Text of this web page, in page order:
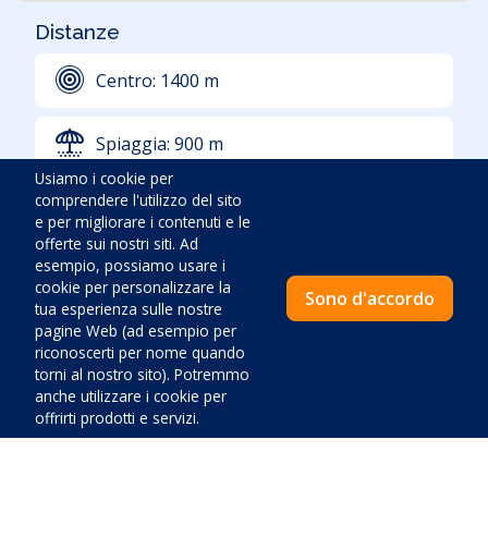
Distanze
Centro: 1400 m
Spiaggia: 900 m
Negozio:550m
Ambulanza:1000
Distributore di benzina:
Aeroporto:53000
Usiamo i cookie per
comprendere l'utilizzo del sito
e per migliorare i contenuti e le
offerte sui nostri siti. Ad
esempio, possiamo usare i
cookie per personalizzare la
tua esperienza sulle nostre
pagine Web (ad esempio per
riconoscerti per nome quando
torni al nostro sito). Potremmo
anche utilizzare i cookie per
offrirti prodotti e servizi.
Sono d'accordo